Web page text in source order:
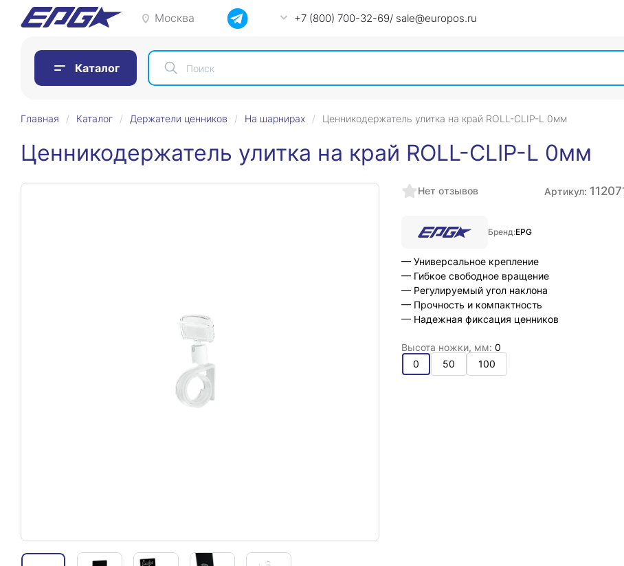
Москва +7 (800) 700-32-69/ sale@europos.ru
Каталог
Главная Каталог Держатели ценников На шарнирах Ценникодержатель улитка на край ROLL-CLIP-L 0мм
Ценникодержатель улитка на край ROLL-CLIP-L 0мм
Нет отзывов Артикул:
Бренд:EPG
— Универсальное крепление
— Гибкое свободное вращение
— Регулируемый угол наклона
— Прочность и компактность
— Надежная фиксация ценников
Высота ножки, мм: 0
0
50 100